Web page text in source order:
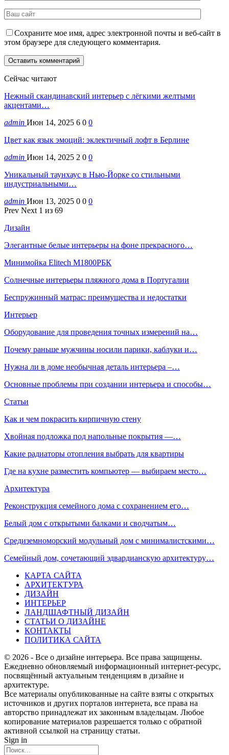
Сохраните мое имя, адрес электронной почты и веб-сайт в
этом браузере для следующего комментария.
Сейчас читают
Нежный скандинавский интерьер с лёгкими желтыми
акцентами…
admin Июн 14, 2025 6 0 0
Цвет как язык эмоций: эклектичный лофт в Берлине
admin Июн 14, 2025 2 0 0
Уникальный таунхаус в Нью-Йорке со стильными
индустриальными…
admin Июн 13, 2025 0 0 0
Prev Next 1 из 69
Дизайн
Элегантные белые интерьеры на фоне прекрасного…
Минимойка Elitech М1800РБК
Солнечные интерьеры пляжного дома в Португалии
Беспружинный матрас: преимущества и недостатки
Интерьер
Оборудование для проведения точных измерений на…
Почему раньше мужчины носили парики, каблуки и…
Нужна ли в доме необычная деталь интерьера –…
Основные проблемы при создании интерьера и способы…
Статьи
Как и чем покрасить кирпичную стену
Хвойная подложка под напольные покрытия —…
Какие радиаторы отопления выбрать для квартиры
Где на кухне разместить компьютер — выбираем место…
Архитектура
Реконструкция семейного дома с сохранением его…
Белый дом с открытыми балками и сводчатым…
Средиземноморский модульный дом с минималистскими…
Семейный дом, сочетающий эдвардианскую архитектуру…
КАРТА САЙТА
АРХИТЕКТУРА
ДИЗАЙН
ИНТЕРЬЕР
ЛАНДШАФТНЫЙ ДИЗАЙН
СТАТЬИ О ДИЗАЙНЕ
КОНТАКТЫ
ПОЛИТИКА САЙТА
© 2026 - Все о дизайне интерьера. Все права защищены.
Ежедневно обновляемый информационный интернет-ресурс,
посвящённый актуальным тенденциям в дизайне и
архитектуре.
Все материалы опубликованные на сайте взяты с открытых
источников и других порталов интернета, все права на
авторство принадлежат их законным владельцам. Любое
копирование материалов разрешается только с обратной
активной ссылкой на страницу статьи.
Sign in